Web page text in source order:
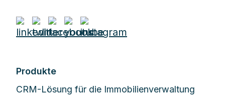
Produkte
CRM-Lösung für die Immobilienverwaltung